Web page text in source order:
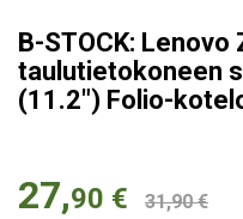
B-STOCK: Lenovo
taulutietokoneen
(11.2") Folio-
27,90 € 31,90 €